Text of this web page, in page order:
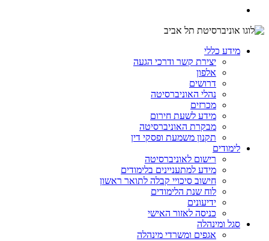
מידע כללי
יצירת קשר ודרכי הגעה
אלפון
דרושים
נהלי האוניברסיטה
מכרזים
מידע לשעת חירום
מבקרת האוניברסיטה
תקנון משמעת ופסקי דין
לימודים
רישום לאוניברסיטה
מידע למתעניינים בלימודים
חישוב סיכויי קבלה לתואר ראשון
לוח שנת הלימודים
ידיעונים
כניסה לאזור האישי
סגל ומינהלה
אגפים ומשרדי מינהלה